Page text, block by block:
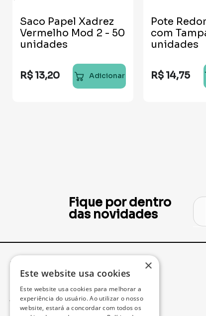
Saco Papel Xadrez
Vermelho Mod 2 - 50
unidades
R$ 13,20 Adicionar
Pote
com Tampa -
unidades
R$ 14,75
Fique por dentro
das novidades
Institucional
Acompanhe seu Pedido
×
Este website usa cookies
Este website usa cookies para melhorar a
experiência do usuário. Ao utilizar o nosso
website, estará a concordar com todos os